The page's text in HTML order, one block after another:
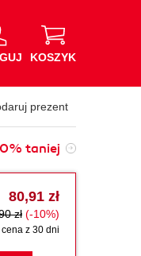
KOSZYK
prezent
taniej
80,91 zł
zł (-10%)
z 30 dni